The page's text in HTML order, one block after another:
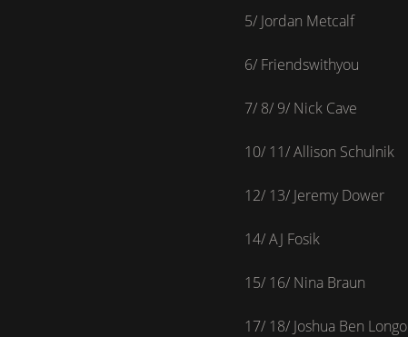
5/ Jordan Metcalf
6/ Friendswithyou
7/ 8/ 9/ Nick Cave
10/ 11/ Allison Schulnik
12/ 13/ Jeremy Dower
14/ AJ Fosik
15/ 16/ Nina Braun
17/ 18/ Joshua Ben Longo